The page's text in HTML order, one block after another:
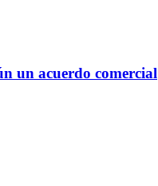
un acuerdo comercial